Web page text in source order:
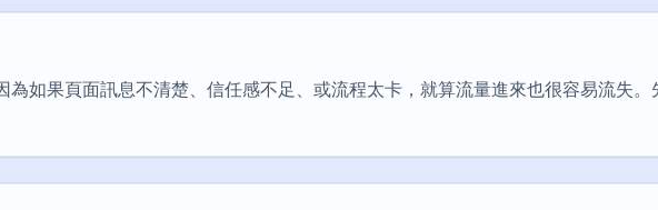
如果頁面訊息不清楚、信任感不足、或流程太卡，就算流量進來也很容易流失。